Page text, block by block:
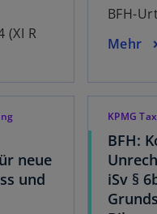
(XI R
BFH-
Mehr
neue
und
KPMG
BFH:
iSv §